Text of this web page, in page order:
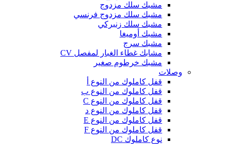
مشبك سلك مزدوج
مشبك سلك مزدوج فرنسي
مشبك سلك زنبركي
مشبك أوميغا
مشبك سرج
مشابك غطاء الغبار لمفصل CV
مشبك خرطوم صغير
وصلات
قفل كاملوك من النوع أ
قفل كاملوك من النوع ب
قفل كاملوك من النوع C
قفل كاملوك من النوع د
قفل كاملوك من النوع E
قفل كاملوك من النوع F
نوع كاملوك DC